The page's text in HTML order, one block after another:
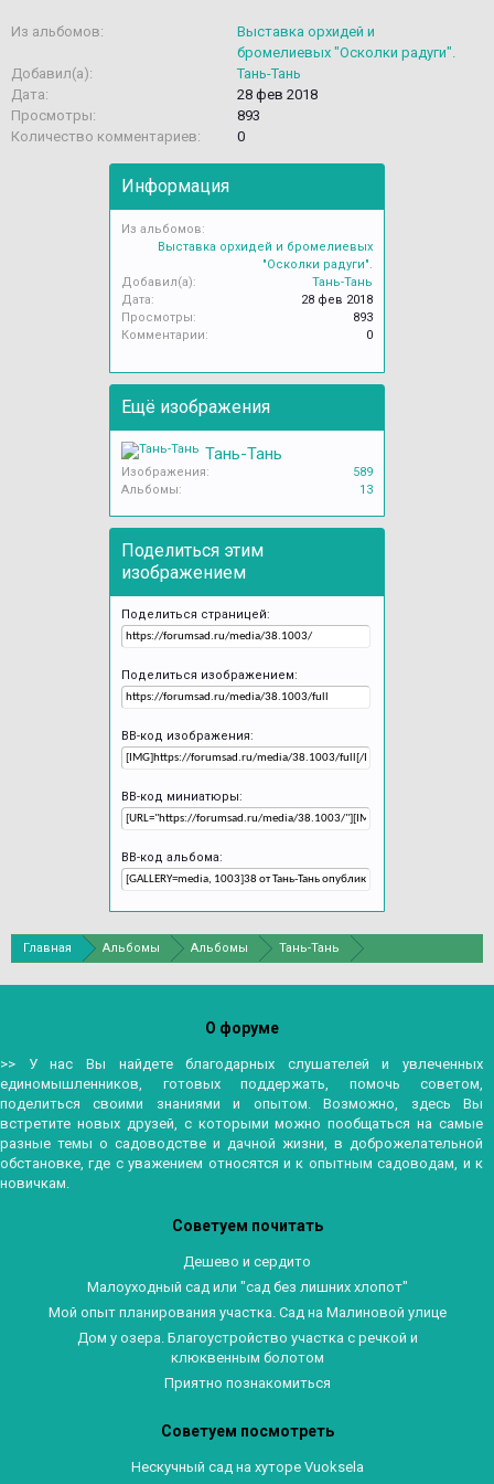
Из альбомов:
Выставка орхидей и
бромелиевых "Осколки радуги".
Добавил(а):
Тань-Тань
Дата:
28 фев 2018
Просмотры:
893
Количество комментариев:
0
Информация
Из альбомов:
Выставка орхидей и бромелиевых
"Осколки радуги".
Добавил(а):
Тань-Тань
Дата:
28 фев 2018
Просмотры:
893
Комментарии:
0
Ещё изображения
Тань-Тань
Изображения:
589
Альбомы:
13
Поделиться этим
изображением
Поделиться страницей:
Поделиться изображением:
BB-код изображения:
BB-код миниатюры:
BB-код альбома:
Главная Альбомы Альбомы
Тань-Тань
О форуме
>> У нас Вы найдете благодарных слушателей и увлеченных
единомышленников, готовых поддержать, помочь советом,
поделиться своими знаниями и опытом. Возможно, здесь Вы
встретите новых друзей, с которыми можно пообщаться на самые
разные темы о садоводстве и дачной жизни, в доброжелательной
обстановке, где с уважением относятся и к опытным садоводам, и к
новичкам.
Советуем почитать
Дешево и сердито
Малоуходный сад или "сад без лишних хлопот"
Мой опыт планирования участка. Сад на Малиновой улице
Дом у озера. Благоустройство участка с речкой и
клюквенным болотом
Приятно познакомиться
Советуем посмотреть
Нескучный сад на хуторе Vuoksela